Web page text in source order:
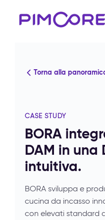
Torna alla
CASE STUDY
BORA
DAM in una
intuitiva.
BORA sviluppa e
cucina da incasso
con elevati standard